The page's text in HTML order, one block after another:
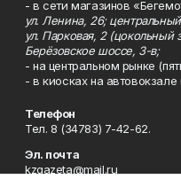
- в сети магазинов
ул. Ленина, 26;
ул. Парковая, 2 (цокольный
Берёзовское шоссе, 3-в;
- на центральном рынке
- в киосках на
Телефон
Тел. 8 (34783) 7-42-62.
Эл. почта
kzgazeta@mail.ru